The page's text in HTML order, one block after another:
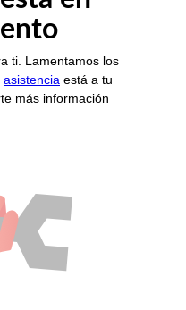
ti. Lamentamos los
asistencia está a tu
más información